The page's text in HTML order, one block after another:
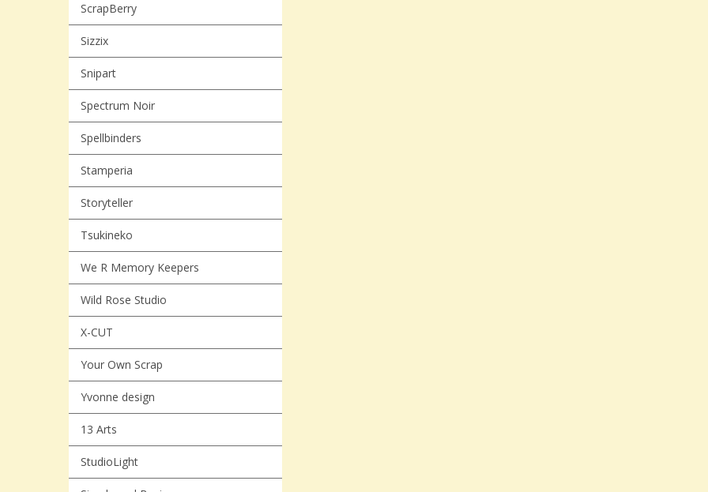
ScrapBerry
Sizzix
Snipart
Spectrum Noir
Spellbinders
Stamperia
Storyteller
Tsukineko
We R Memory Keepers
Wild Rose Studio
X-CUT
Your Own Scrap
Yvonne design
13 Arts
StudioLight